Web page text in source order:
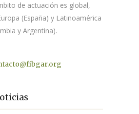
de actuación es global,
(España) y Latinoamérica
y Argentina).